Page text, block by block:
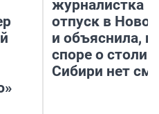
журналистка
отпуск в
и объяснила,
споре о
Сибири нет